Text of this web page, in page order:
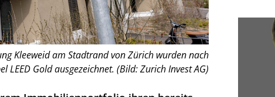
Kleeweid am Stadtrand von Zürich wurden nach
Gold ausgezeichnet. (Bild: Zurich Invest AG)